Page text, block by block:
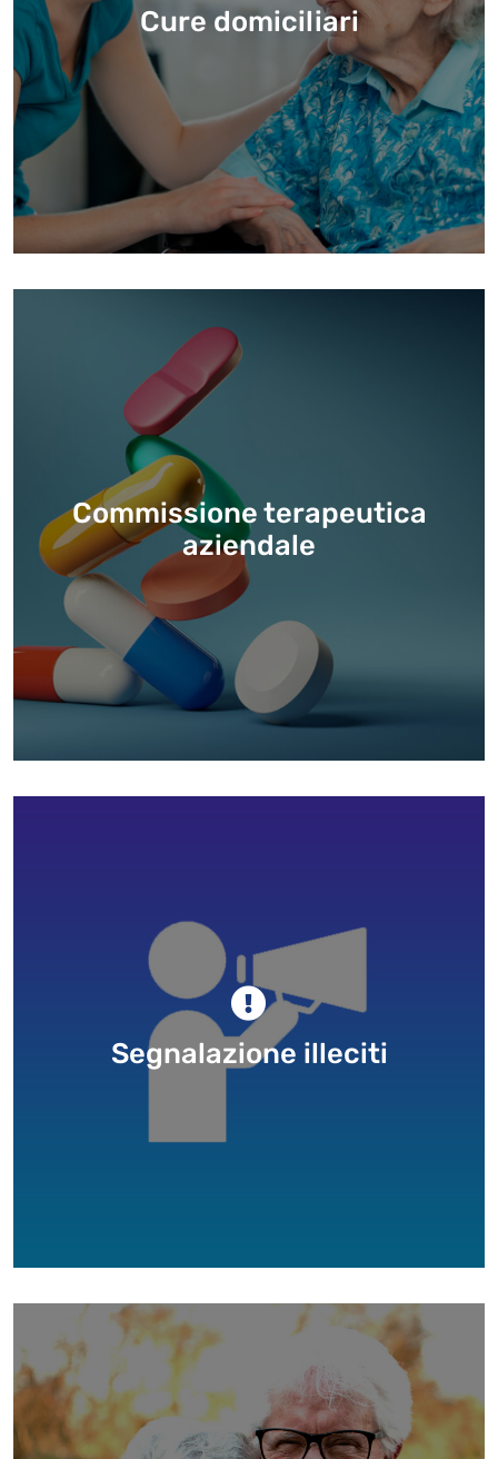
Cure domiciliari
Commissione terapeutica
aziendale
Segnalazione illeciti